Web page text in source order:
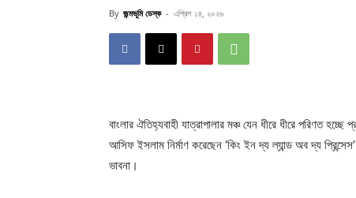
By জন্মভূমি ডেস্ক - এপ্রিল ১৪, ২০২৬
বাংলার ঐতিহ্যবাহী যাত্রাপালার মঞ্চ যেন ধীরে ধীরে পরিণত
আসিফ ইসলাম নির্মাণ করেছেন ‘কিং ইন দ্য ল্যান্ড অব দ্য
ভাবনা।